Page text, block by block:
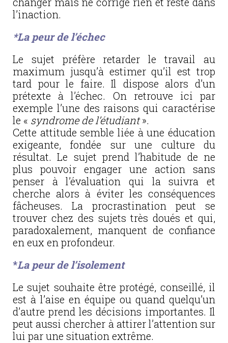
l’inaction.
*La peur de l’échec
Le sujet préfère retarder le travail au
maximum jusqu’à estimer qu’il est trop
tard pour le faire. Il dispose alors d’un
prétexte à l’échec. On retrouve ici par
exemple l’une des raisons qui caractérise
le « syndrome de l’étudiant».
Cette attitude semble liée à une éducation
exigeante, fondée sur une culture du
résultat. Le sujet prend l’habitude de ne
plus pouvoir engager une action sans
penser à l’évaluation qui la suivra et
cherche alors à éviter les conséquences
fâcheuses. La procrastination peut se
trouver chez des sujets très doués et qui,
paradoxalement, manquent de confiance
en eux en profondeur.
*La peur de l’isolement
Le sujet souhaite être protégé, conseillé, il
est à l’aise en équipe ou quand quelqu’un
d’autre prend les décisions importantes. Il
peut aussi chercher à attirer l’attention sur
lui par une situation extrême.